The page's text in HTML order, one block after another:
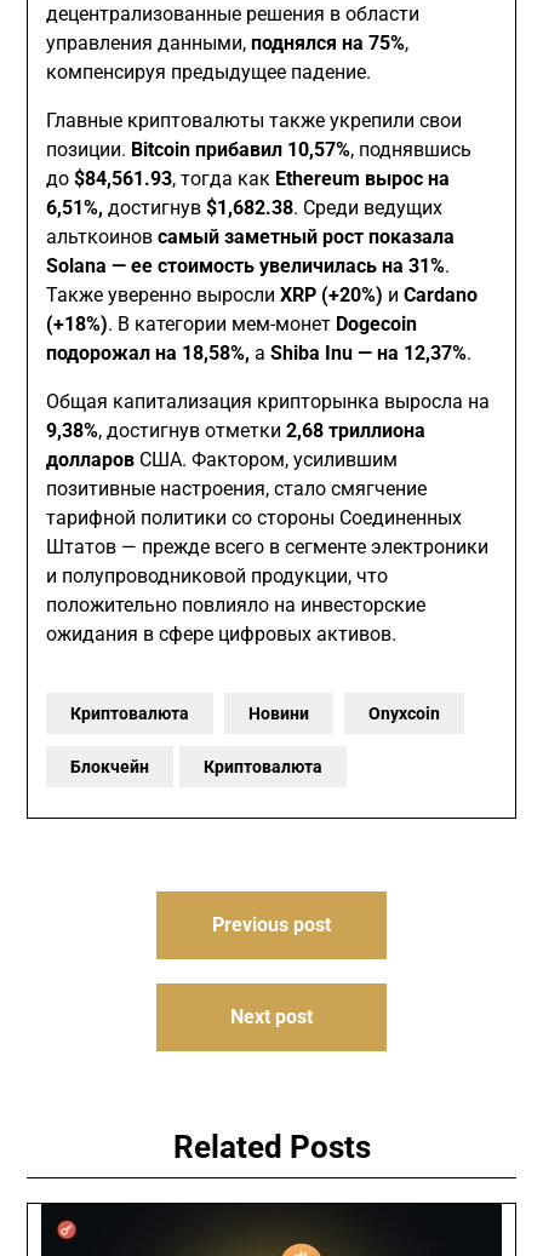
децентрализованные решения в области
управления данными,поднялся на 75%,
компенсируя предыдущее падение.
Главные криптовалюты также укрепили свои
позиции. Bitcoin прибавил 10,57%, поднявшись
до$84,561.93, тогда как Ethereum вырос на
6,51%, достигнув$1,682.38. Среди ведущих
альткоиновсамый заметный рост показала
Solana — ее стоимость увеличилась на 31%.
Также уверенно вырослиXRP (+20%) иCardano
(+18%). В категории мем-монет Dogecoin
подорожал на 18,58%, аShiba Inu — на 12,37%.
Общая капитализация крипторынка выросла на
9,38%, достигнув отметки2,68 триллиона
долларов США. Фактором, усилившим
позитивные настроения, стало смягчение
тарифной политики со стороны Соединенных
Штатов — прежде всего в сегменте электроники
и полупроводниковой продукции, что
положительно повлияло на инвесторские
ожидания в сфере цифровых активов.
Криптовалюта Новини Onyxcoin
Блокчейн Криптовалюта
Навигация
Previous post
Next post
Related Posts